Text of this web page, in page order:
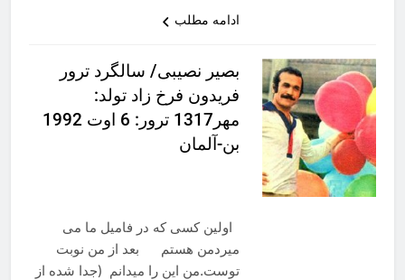
ادامه مطلب
بصیر نصیبی/ سالگرد ترور
فریدون فرخ زاد تولد:
مهر1317 ترور: 6 اوت 1992
بن-آلمان
اولین کسی که در فامیل ما می
میردمن هستم بعد از من نوبت
توست.من این را میدانم (جدا شده از